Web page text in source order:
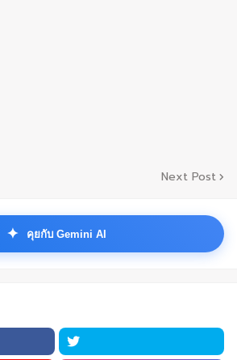
Next Post
✦ คุยกับ Gemini AI